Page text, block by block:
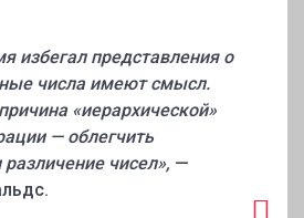
избегал представления о
числа имеют смысл.
«иерархической»
— облегчить
чисел», —